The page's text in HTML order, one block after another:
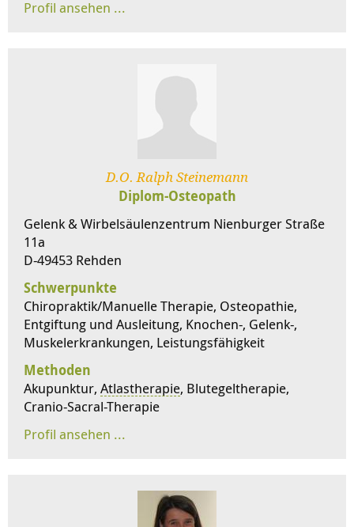
D.O. Ralph Steinemann
Diplom-Osteopath
Gelenk & Wirbelsäulenzentrum Nienburger Straße
11a
D-49453 Rehden
Schwerpunkte
Chiropraktik/Manuelle Therapie, Osteopathie,
Entgiftung und Ausleitung, Knochen-, Gelenk-,
Muskelerkrankungen, Leistungsfähigkeit
Methoden
Akupunktur, Atlastherapie, Blutegeltherapie,
Cranio-Sacral-Therapie